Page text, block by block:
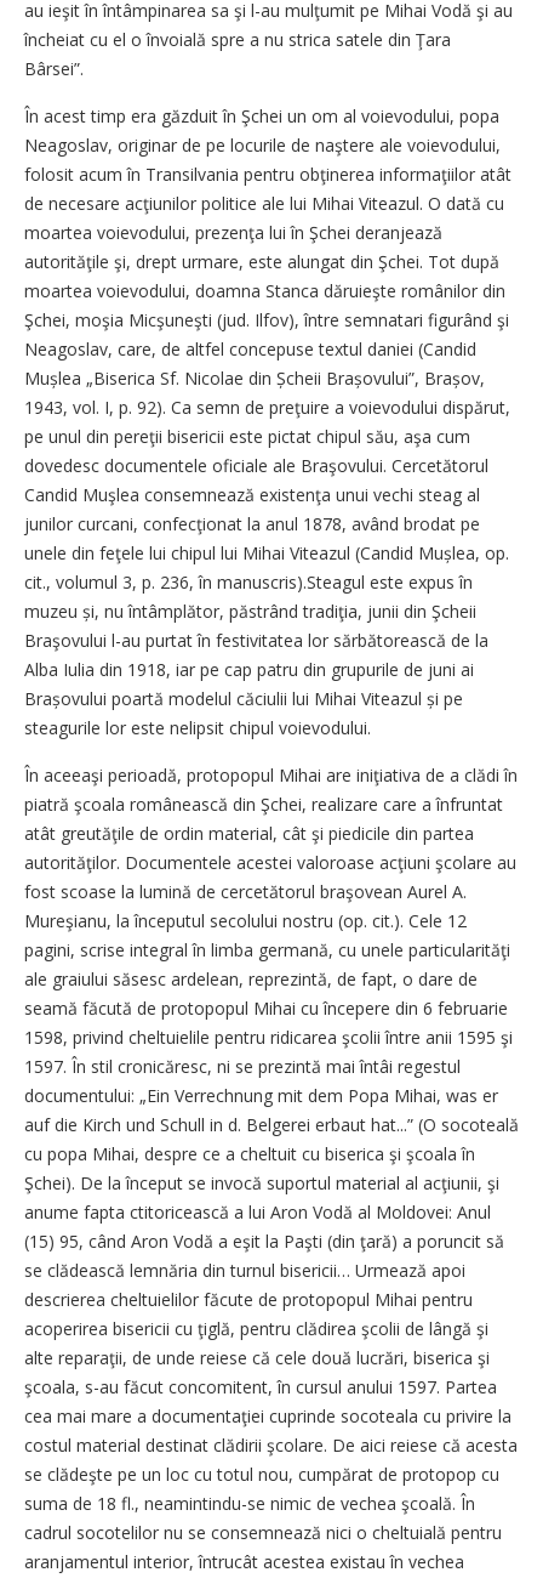
au ieşit în întâmpinarea sa şi l-au mulţumit pe Mihai Vodă şi au
încheiat cu el o învoială spre a nu strica satele din Ţara
Bârsei”.
În acest timp era găzduit în Şchei un om al voievodului, popa
Neagoslav, originar de pe locurile de naştere ale voievodului,
folosit acum în Transilvania pentru obţinerea informaţiilor atât
de necesare acţiunilor politice ale lui Mihai Viteazul. O dată cu
moartea voievodului, prezenţa lui în Şchei deranjează
autorităţile şi, drept urmare, este alungat din Şchei. Tot după
moartea voievodului, doamna Stanca dăruieşte românilor din
Şchei, moşia Micşuneşti (jud. Ilfov), între semnatari figurând şi
Neagoslav, care, de altfel concepuse textul daniei (Candid
Mușlea „Biserica Sf. Nicolae din Șcheii Brașovului”, Brașov,
1943, vol. I, p. 92). Ca semn de preţuire a voievodului dispărut,
pe unul din pereţii bisericii este pictat chipul său, aşa cum
dovedesc documentele oficiale ale Braşovului. Cercetătorul
Candid Muşlea consemnează existenţa unui vechi steag al
junilor curcani, confecţionat la anul 1878, având brodat pe
unele din feţele lui chipul lui Mihai Viteazul (Candid Mușlea, op.
cit., volumul 3, p. 236, în ma­nus­cris).Steagul este expus în
muzeu și, nu întâmplător, păstrând tradiţia, junii din Şcheii
Braşovului l-au purtat în festivitatea lor sărbătorească de la
Alba Iulia din 1918, iar pe cap patru din grupurile de juni ai
Brașovului poartă modelul căciulii lui Mihai Viteazul și pe
steagurile lor este nelipsit chipul voievodului.
În aceeaşi perioadă, protopopul Mihai are iniţiativa de a clădi în
piatră şcoala românească din Şchei, realizare care a înfruntat
atât greutăţile de ordin material, cât şi piedicile din partea
autorităţilor. Documentele acestei valoroase acţiuni şcolare au
fost scoase la lumină de cercetătorul braşovean Aurel A.
Mureşianu, la începutul secolului nostru (op. cit.). Cele 12
pagini, scrise integral în limba germană, cu unele particularităţi
ale graiului săsesc ardelean, reprezintă, de fapt, o dare de
seamă făcută de protopopul Mihai cu începere din 6 februarie
1598, privind cheltuielile pentru ridicarea şcolii între anii 1595 şi
1597. În stil cronicăresc, ni se prezintă mai întâi regestul
documentului: „Ein Verrechnung mit dem Popa Mihai, was er
auf die Kirch und Schull in d. Belgerei erbaut hat...” (O socoteală
cu popa Mihai, despre ce a cheltuit cu biserica şi şcoala în
Şchei). De la început se invocă suportul material al acţiunii, şi
anume fapta ctitoricească a lui Aron Vodă al Moldovei: Anul
(15) 95, când Aron Vodă a eşit la Paşti (din ţară) a poruncit să
se clădească lemnăria din turnul bisericii… Urmează apoi
descrierea cheltuielilor făcute de protopopul Mihai pentru
acoperirea bisericii cu ţiglă, pentru clădirea şcolii de lângă şi
alte reparaţii, de unde reiese că cele două lucrări, biserica şi
şcoala, s-au făcut concomitent, în cursul anului 1597. Partea
cea mai mare a documentaţiei cuprinde socoteala cu privire la
costul material destinat clădirii şcolare. De aici reiese că acesta
se clădeşte pe un loc cu totul nou, cumpărat de protopop cu
suma de 18 fl., neamintindu-se nimic de vechea şcoală. În
cadrul socotelilor nu se consemnează nici o cheltuială pentru
aranjamentul interior, întrucât acestea existau în vechea